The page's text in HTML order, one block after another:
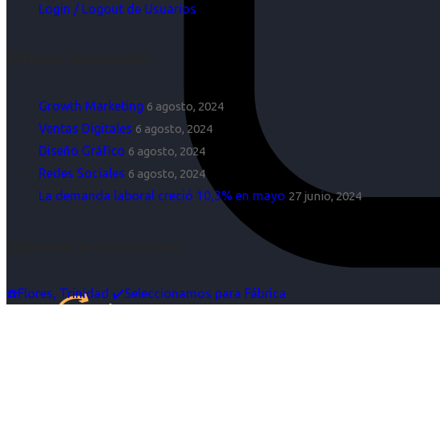
Login / Logout de Usuarios
Growth Marketing 6 agosto, 2024
Ventas Digitales 6 agosto, 2024
Diseño Gráfico 6 agosto, 2024
Redes Sociales 6 agosto, 2024
La demanda laboral creció 10,3% en mayo 27 junio, 2024
☎️Flores, Trinidad ✔️Seleccionamos para Fábrica